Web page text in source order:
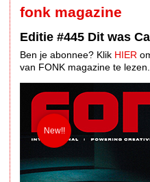
fonk magazine
Editie #445 Dit was
Ben je abonnee? Klik HIER
van FONK magazine te lezen.